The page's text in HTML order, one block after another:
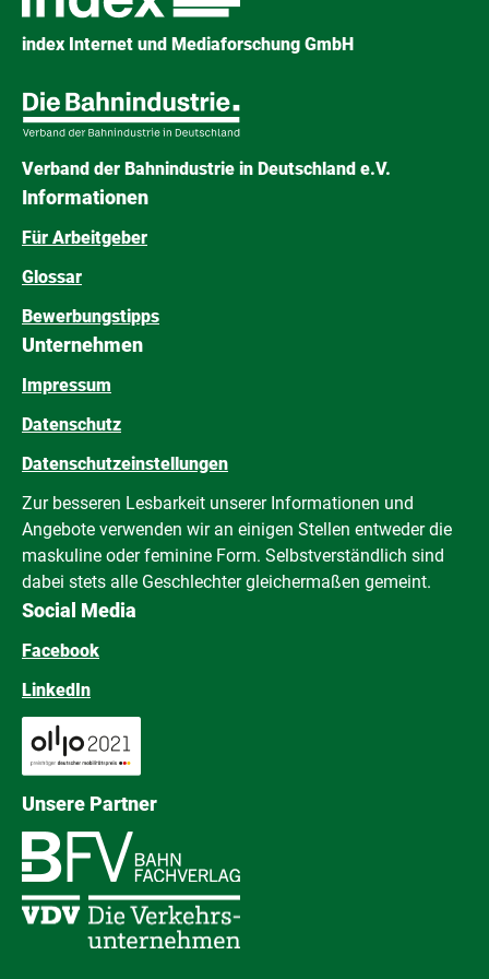
index Internet und Mediaforschung GmbH
Verband der Bahnindustrie in Deutschland e.V.
Informationen
Für Arbeitgeber
Glossar
Bewerbungstipps
Unternehmen
Impressum
Datenschutz
Datenschutzeinstellungen
Zur besseren Lesbarkeit unserer Informationen und
Angebote verwenden wir an einigen Stellen entweder die
maskuline oder feminine Form. Selbstverständlich sind
dabei stets alle Geschlechter gleichermaßen gemeint.
Social Media
Facebook
LinkedIn
Unsere Partner